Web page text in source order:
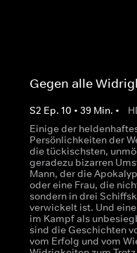
Gegen alle
S2 Ep.10 •39 Min. •
Einige der
Persönlichkeiten der
die tückischsten,
geradezu bizarren
Mann, der die
oder eine Frau, die
sondern in drei
verwickelt ist. Und
im Kampf als
sind die Geschichten
vom Erfolg und vom